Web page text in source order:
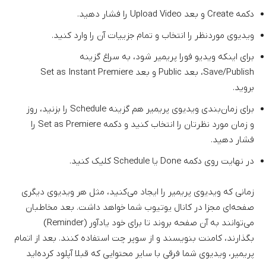
دکمه Create و بعد Upload Video را فشار دهید.
ویدیوی موردنظر را انتخاب و تمام جزییات آن را وارد کنید.
برای اینکه ویدیو فورا پریمیر شود، به سراغ گزینه
Save/Publish، بعد Public و بعد Set as Instant Premiere
بروید.
برای زمان‌بندی ویدیوی پریمیر هم گزینه Schedule را بزنید، روز
و زمان مورد نظرتان را انتخاب کنید و دکمه Set as Premiere را
فشار دهید.
در نهایت روی دکمه Done یا Schedule کلیک کنید.
زمانی که ویدیوی پریمیر را ایجاد می‌کنید، مثل هر ویدیوی دیگری
صفحه‌ای مجزا در کانال یوتیوب شما خواهد داشت. بعد مخاطبان
می‌توانند به آن صفحه بروند تا برای خود یادآور (Reminder)
بگذارند، کامنت بنویسند و از سوپر چت استفاده کنند. بعد از اتمام
پریمیر، ویدیوی شما فرقی با سایر محتوایی که قبلا آپلود کرده‌اید